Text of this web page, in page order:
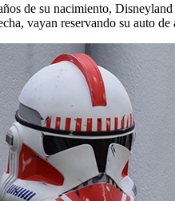
de su nacimiento,
vayan reservando su auto